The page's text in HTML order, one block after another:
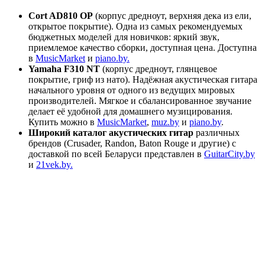
Cort AD810 OP (корпус дредноут, верхняя дека из ели,
открытое покрытие). Одна из самых рекомендуемых
бюджетных моделей для новичков: яркий звук,
приемлемое качество сборки, доступная цена. Доступна
в MusicMarket и piano.by.
Yamaha F310 NT (корпус дредноут, глянцевое
покрытие, гриф из нато). Надёжная акустическая гитара
начального уровня от одного из ведущих мировых
производителей. Мягкое и сбалансированное звучание
делает её удобной для домашнего музицирования.
Купить можно в MusicMarket, muz.by и piano.by.
Широкий каталог акустических гитар различных
брендов (Crusader, Randon, Baton Rouge и другие) с
доставкой по всей Беларуси представлен в GuitarCity.by
и 21vek.by.